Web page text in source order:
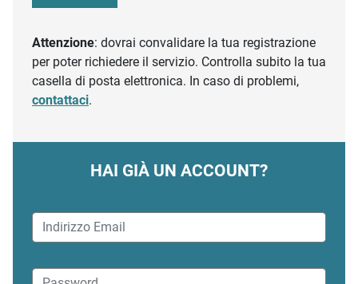
Attenzione: dovrai convalidare la tua registrazione
per poter richiedere il servizio. Controlla subito la tua
casella di posta elettronica. In caso di problemi,
contattaci.
HAI GIÀ UN ACCOUNT?